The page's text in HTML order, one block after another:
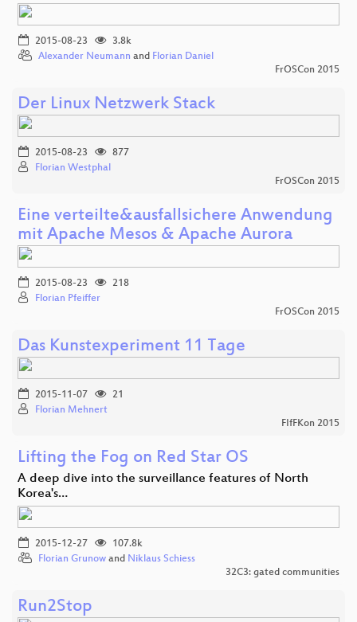
2015-08-23
3.8k
Alexander Neumann and Florian Daniel
FrOSCon 2015
Der Linux Netzwerk Stack
2015-08-23
877
Florian Westphal
FrOSCon 2015
Eine verteilte&ausfallsichere Anwendung
mit Apache Mesos & Apache Aurora
2015-08-23
218
Florian Pfeiffer
FrOSCon 2015
Das Kunstexperiment 11 Tage
2015-11-07
21
Florian Mehnert
FIfFKon 2015
Lifting the Fog on Red Star OS
A deep dive into the surveillance features of North
Korea's…
2015-12-27
107.8k
Florian Grunow and Niklaus Schiess
32C3: gated communities
Run2Stop